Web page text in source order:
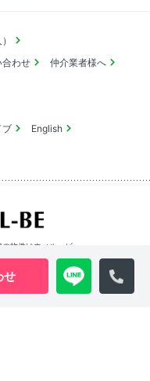
せ
合わせ
仲介業者様へ
ブ
English
物件はウィル・ビーへ
834